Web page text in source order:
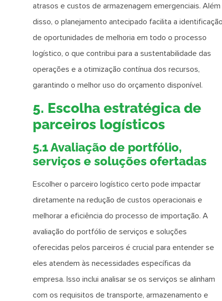
atrasos e custos de armazenagem emergenciais. Além
disso, o planejamento antecipado facilita a
de oportunidades de melhoria em todo o processo
logístico, o que contribui para a sustentabilidade das
operações e a otimização contínua dos recursos,
garantindo o melhor uso do orçamento disponível.
5. Escolha estratégica de
parceiros logísticos
5.1 Avaliação de portfólio,
serviços e soluções ofertadas
Escolher o parceiro logístico certo pode impactar
diretamente na redução de custos operacionais e
melhorar a eficiência do processo de importação. A
avaliação do portfólio de serviços e soluções
oferecidas pelos parceiros é crucial para entender se
eles atendem às necessidades específicas da
empresa. Isso inclui analisar se os serviços se alinham
com os requisitos de transporte, armazenamento e